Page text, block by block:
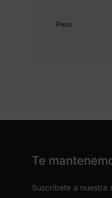
Peso
Te
Suscríbete a